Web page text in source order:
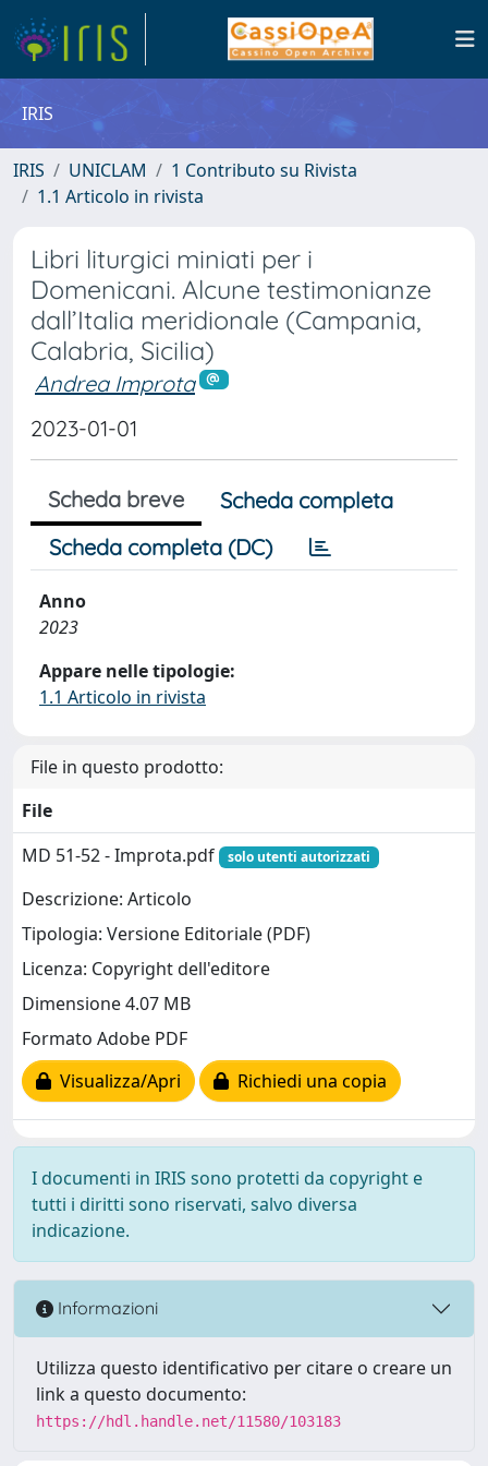
IRIS
IRIS UNICLAM
1 Contributo su Rivista
1.1 Articolo in rivista
Libri liturgici miniati per i
Domenicani. Alcune testimonianze
dall’Italia meridionale (Campania,
Calabria, Sicilia)
Andrea Improta
2023-01-01
Scheda breve
Scheda completa
Scheda completa (DC)
Anno
2023
Appare nelle tipologie:
1.1 Articolo in rivista
File in questo prodotto:
File
MD 51-52 - Improta.pdf
solo utenti autorizzati
Descrizione: Articolo
Tipologia: Versione Editoriale (PDF)
Licenza: Copyright dell'editore
Dimensione 4.07 MB
Formato Adobe PDF
Visualizza/Apri
Richiedi una copia
I documenti in IRIS sono protetti da copyright e
tutti i diritti sono riservati, salvo diversa
indicazione.
Informazioni
Utilizza questo identificativo per citare o creare un
link a questo documento:
https://hdl.handle.net/11580/103183